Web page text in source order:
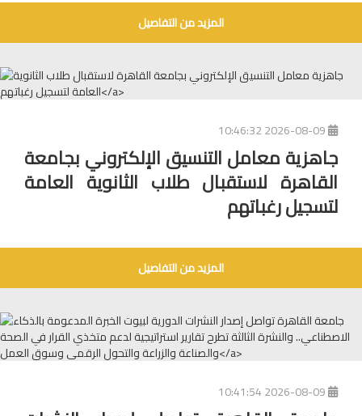
المزيد من التفاصيل
جاهزية معامل التنسيق الإلكتروني بجامعة
القاهرة لاستقبال طلاب الثانوية العامة
لتسجيل رغباتهم
المزيد من التفاصيل